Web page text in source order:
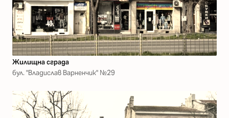
Жилищна сграда
бул. "Владислав Варненчик" №29